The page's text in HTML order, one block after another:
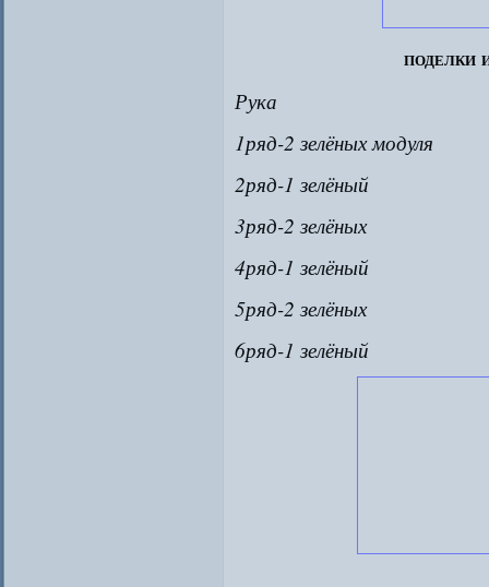
поделки
Рука
1ряд-2 зелёных модуля
2ряд-1 зелёный
3ряд-2 зелёных
4ряд-1 зелёный
5ряд-2 зелёных
6ряд-1 зелёный